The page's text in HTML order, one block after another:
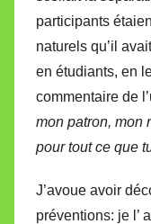
participants
naturels qu’il
en étudiants, en
commentaire de
mon patron, mon
pour tout ce que
J’avoue avoir
préventions: je l’